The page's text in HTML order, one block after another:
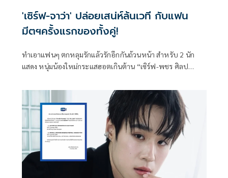
'เซิร์ฟ-จาว่า' ปล่อยเสน่ห์ล้นเวที กับแฟน
มีตฯครั้งแรกของทั้งคู่!
ทำเอาแฟนๆ ตกหลุมรักแล้วรักอีกกันถ้วนหน้า สำหรับ 2 นัก
แสดง หนุ่มน้องใหม่กระแสฮอตเกินต้าน “เซิร์ฟ-พชร ศิลป
เทนต์โพรไวเดอร์ชั้นนำของเมืองไทย ที่สร้างความทรงจำแรก
ปล่อยเสน่ห์ล้นเวที พร้อมเอนเนอร์จี้เต็มร้อยโชว์จัดเต็มครบทุก
โมเมนต์ จนแฟนๆ ใจละลาย